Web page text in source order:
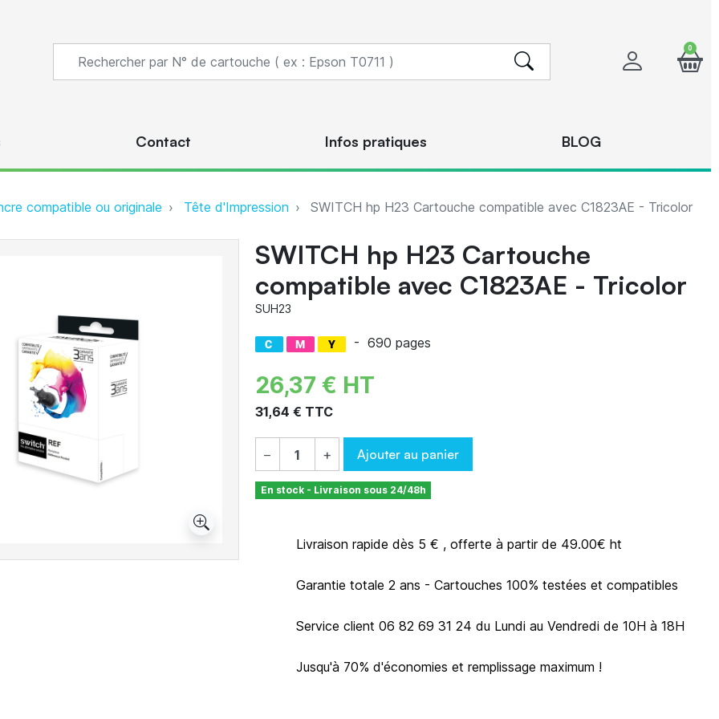
0
Contact Infos pratiques BLOG
compatible ou originale Tête d'Impression SWITCH hp H23 Cartouche compatible avec C1823AE - Tricolor
SWITCH hp H23 Cartouche
compatible avec C1823AE - Tricolor
SUH23
- 690 pages
26,37 € HT
31,64 € TTC
− + Ajouter au panier
En stock - Livraison sous 24/48h
Livraison rapide dès 5 € , offerte à partir de 49.00€ ht
Garantie totale 2 ans - Cartouches 100% testées et compatibles
Service client 06 82 69 31 24 du Lundi au Vendredi de 10H à 18H
Jusqu'à 70% d'économies et remplissage maximum !